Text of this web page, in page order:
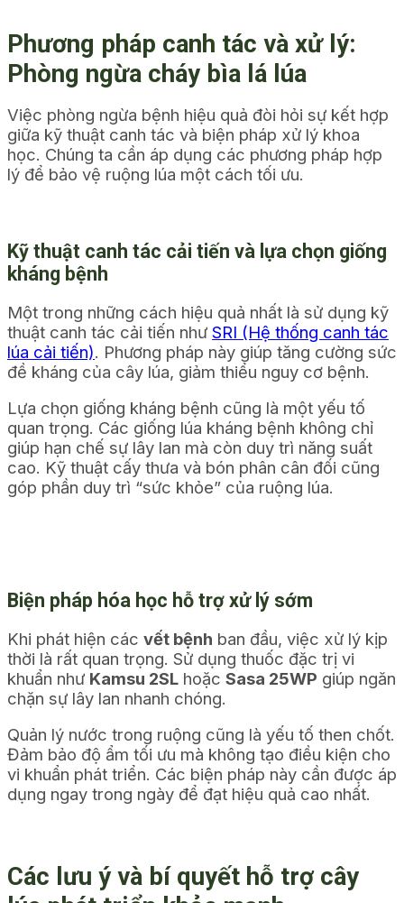
Phương pháp canh tác và xử lý:
Phòng ngừa cháy bìa lá lúa
Việc phòng ngừa bệnh hiệu quả đòi hỏi sự kết hợp
giữa kỹ thuật canh tác và biện pháp xử lý khoa
học. Chúng ta cần áp dụng các phương pháp hợp
lý để bảo vệ ruộng lúa một cách tối ưu.
Kỹ thuật canh tác cải tiến và lựa chọn giống
kháng bệnh
Một trong những cách hiệu quả nhất là sử dụng kỹ
thuật canh tác cải tiến như SRI (Hệ thống canh tác
lúa cải tiến). Phương pháp này giúp tăng cường sức
đề kháng của cây lúa, giảm thiểu nguy cơ bệnh.
Lựa chọn giống kháng bệnh cũng là một yếu tố
quan trọng. Các giống lúa kháng bệnh không chỉ
giúp hạn chế sự lây lan mà còn duy trì năng suất
cao. Kỹ thuật cấy thưa và bón phân cân đối cũng
góp phần duy trì “sức khỏe” của ruộng lúa.
Biện pháp hóa học hỗ trợ xử lý sớm
Khi phát hiện các vết bệnh ban đầu, việc xử lý kịp
thời là rất quan trọng. Sử dụng thuốc đặc trị vi
khuẩn như Kamsu 2SL hoặc Sasa 25WP giúp ngăn
chặn sự lây lan nhanh chóng.
Quản lý nước trong ruộng cũng là yếu tố then chốt.
Đảm bảo độ ẩm tối ưu mà không tạo điều kiện cho
vi khuẩn phát triển. Các biện pháp này cần được áp
dụng ngay trong ngày để đạt hiệu quả cao nhất.
Các lưu ý và bí quyết hỗ trợ cây